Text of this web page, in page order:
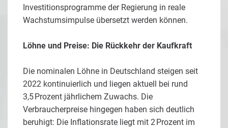
Investitionsprogramme der Regierung in reale
Wachstumsimpulse übersetzt werden können.
Löhne und Preise: Die Rückkehr der Kaufkraft
Die nominalen Löhne in Deutschland steigen seit
2022 kontinuierlich und liegen aktuell bei rund
3,5 Prozent jährlichem Zuwachs. Die
Verbraucherpreise hingegen haben sich deutlich
beruhigt: Die Inflationsrate liegt mit 2 Prozent im